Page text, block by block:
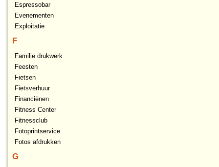
Espressobar
Evenementen
Exploitatie
F
Familie drukwerk
Feesten
Fietsen
Fietsverhuur
Financiënen
Fitness Center
Fitnessclub
Fotoprintservice
Fotos afdrukken
G